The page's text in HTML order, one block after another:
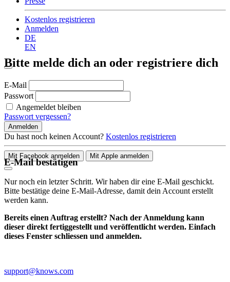
Kostenlos registrieren
Anmelden
DE
EN
Bitte melde dich an oder registriere dich
E-Mail
Passwort
Angemeldet bleiben
Passwort vergessen?
Anmelden
Du hast noch keinen Account? Kostenlos registrieren
Mit Facebook anmelden Mit Apple anmelden
E-Mail bestätigen
Nur noch ein letzter Schritt. Wir haben dir eine E-Mail geschickt.
Bitte bestätige deine E-Mail-Adresse, damit dein Account erstellt
werden kann.
Bereits einen Auftrag erstellt? Nach der Anmeldung kann
dieser direkt fertiggestellt und veröffentlicht werden. Einfach
dieses Fenster schliessen und anmelden.
support@knows.com